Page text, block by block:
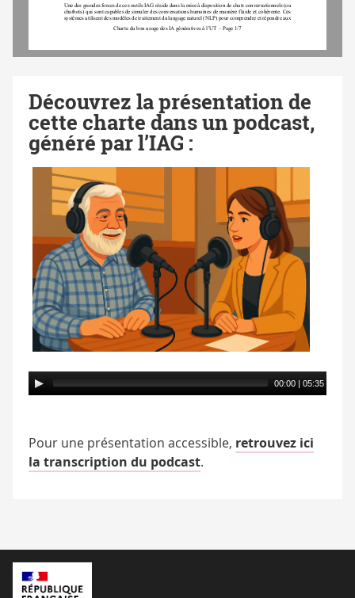
Charte du bon usage des IA génératives à l’UT Page 1/7
Une des grandes forces de ces outils IAG réside dans la mise à disposition de chats conversationnels (ou
chatbots) qui sont capables de simuler des conversations humaines de manière fluide et cohérente. Ces
systèmes utilisent des modèles de traitement du langage naturel (NLP) pour comprendre et répondre aux
Découvrez la présentation de
cette charte dans un podcast,
généré par l’IAG :
00:00 | 05:35
Pour une présentation accessible, retrouvez ici
la transcription du podcast.